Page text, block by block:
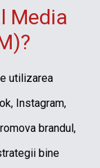
Media
utilizarea
Instagram,
brandul,
bine